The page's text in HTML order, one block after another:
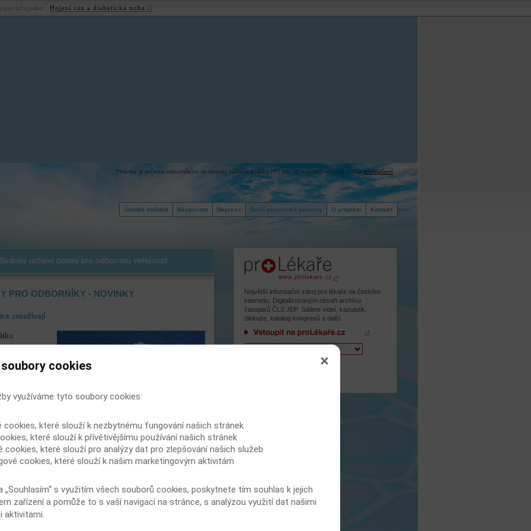
Stránka je určena odborníkům ve smyslu zákona č. 40/1995 Sb., o regulaci reklamy. Čtěteprohlášení
Kontakt
O projektu
Další psychické poruchy
Deprese
Nespavost
Úvodní stránka
určené pouze pro odbornou veřejnost
PRO ODBORNÍKY - NOVINKY
zneužívají
Kromě
i prodej
v roce
drogou
klienty v
mimo léčbu, kteří jej získávají na černém trhu.
(perorálně), ve výzkumu uvedlo 95 % respondentů, že
u jednotlivých uživatelů jejich "hlavní drogu". Tou byl u
jen něco přes 12 % narkomanů, Subutex udalo 56 %
Největší informační zdroj pro lékaře na českém
internetu. Digitalizovaným obsah archívu
časopisů ČLS JEP. Sdílení videí, kazuistik,
diskuze, katalog kongresů a další.
Vstoupit na proLékaře.cz
Hojení ran a diabetická noha
cookies
využíváme tyto soubory cookies:
cookies, které slouží k nezbytnému fungování našich stránek
které slouží k přívětivějšímu používání našich stránek
cookies, které slouží pro analýzy dat pro zlepšování našich služeb
cookies, které slouží k našim marketingovým aktivitám
„Souhlasím“ s využitím všech souborů cookies, poskytnete tím souhlas k jejich
zařízení a pomůže to s vaší navigací na stránce, s analýzou využití dat našimi
aktivitami.